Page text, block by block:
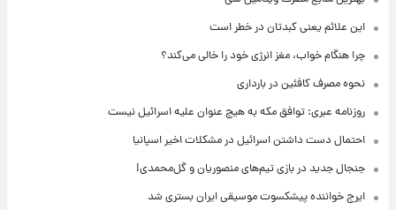
این علائم یعنی کبدتان در خطر است
چرا هنگام خواب، مغز انرژی خود را خالی می‌کند؟
نحوه مصرف کافئین در بارداری
روزنامه عبری: توافق مکه به هیچ عنوان علیه اسرائیل نیست
احتمال دست داشتن اسرائیل در مشکلات اخیر اسپانیا
جنجال جدید در بازی تیم‌های منصوریان و گل‌محمدی!
ایرج خواننده پیشکسوت موسیقی ایران بستری شد